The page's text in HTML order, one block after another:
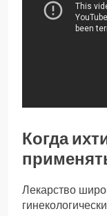
Когда
Лекарство